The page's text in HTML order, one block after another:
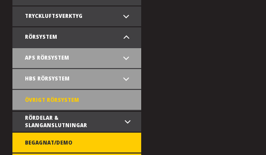
TRYCKLUFTSVERKTYG
RÖRSYSTEM
APS RÖRSYSTEM
HBS RÖRSYSTEM
ÖVRIGT RÖRSYSTEM
RÖRDELAR &
SLANGANSLUTNINGAR
BEGAGNAT/DEMO